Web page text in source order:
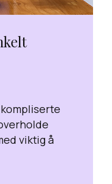
viktig å